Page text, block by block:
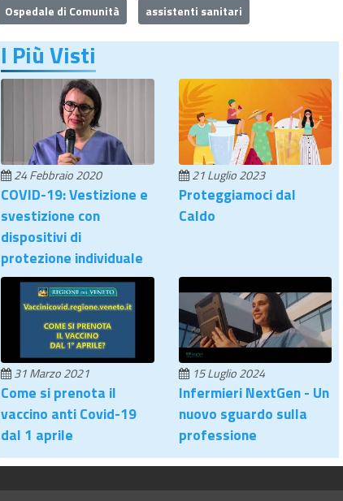
Ospedale di Comunità
assistenti sanitari
I Più Visti
24 Febbraio 2020
COVID-19: Vestizione e
svestizione con
dispositivi di
protezione individuale
21 Luglio 2023
Proteggiamoci dal
Caldo
31 Marzo 2021
Come si prenota il
vaccino anti Covid-19
dal 1 aprile
15 Luglio 2024
Infermieri NextGen - Un
nuovo sguardo sulla
professione